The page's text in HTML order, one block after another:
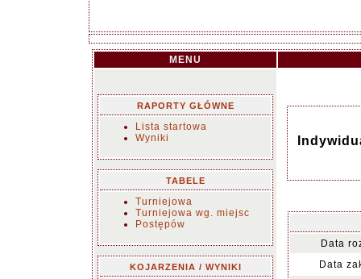
MENU
RAPORTY GŁÓWNE
Lista startowa
Wyniki
TABELE
Turniejowa
Turniejowa wg. miejsc
Postępów
KOJARZENIA / WYNIKI
Data
Data